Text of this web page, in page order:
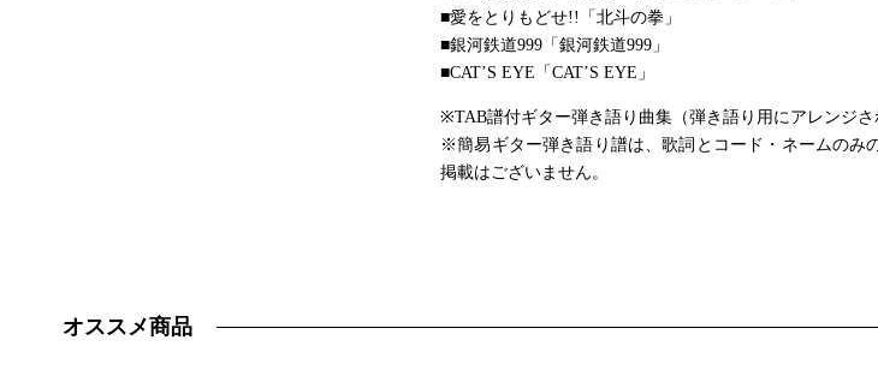
■愛をとりもどせ!!「北斗の拳」
■銀河鉄道999「銀河鉄道999」
■CAT’S EYE「CAT’S EYE」
※TAB譜付ギター弾き語り曲集（弾き語り用にアレンジさ
※簡易ギター弾き語り譜は、歌詞とコード・ネームのみ
掲載はございません。
オススメ商品